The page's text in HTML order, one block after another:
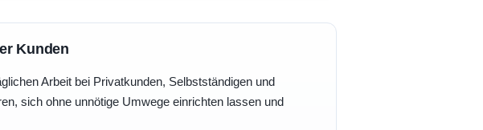
Kunden
Arbeit bei Privatkunden, Selbstständigen und
sich ohne unnötige Umwege einrichten lassen und